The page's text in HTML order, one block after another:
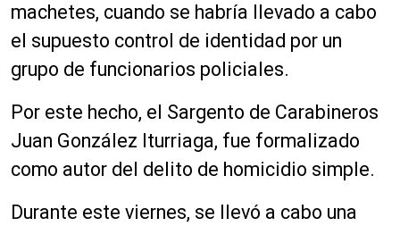
machetes, cuando se habría llevado a cabo
el supuesto control de identidad por un
grupo de funcionarios policiales.
Por este hecho, el Sargento de Carabineros
Juan González Iturriaga, fue formalizado
como autor del delito de homicidio simple.
Durante este viernes, se llevó a cabo una